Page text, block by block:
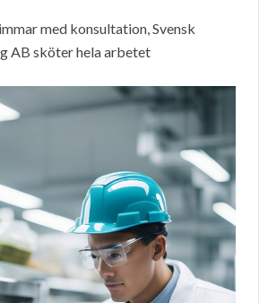
med konsultation, Svensk
AB sköter hela arbetet